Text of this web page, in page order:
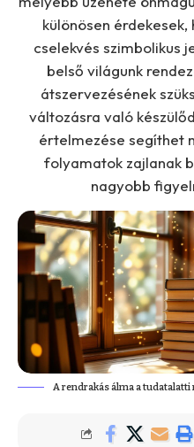
különösen
cselekvés szimbolikus
belső világunk
átszervezésének
változásra való
értelmezése segíthet
folyamatok zajlanak
nagyobb
A rendrakás álma a